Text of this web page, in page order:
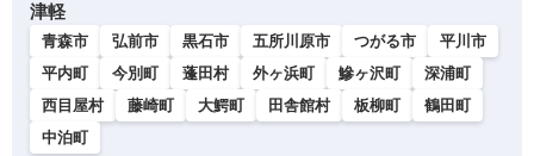
津軽
青森市 弘前市 黒石市 五所川原市 つがる市
平川市
平内町
今別町 蓬田村 外ヶ浜町 鰺ヶ沢町
深浦町
西目屋村
藤崎町 大鰐町 田舎館村 板柳町
鶴田町
中泊町